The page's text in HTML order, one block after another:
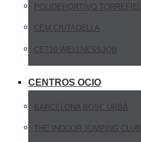
POLIDEPORTIVO TORREFIEL
CEM CIUTADELLA
CET10 WELLNESSJOB
CENTROS OCIO
BARCELONA BOSC URBÀ
THE INDOOR JUMPING CLUB